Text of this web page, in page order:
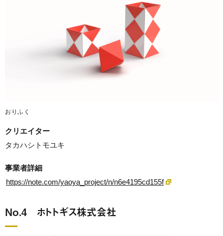
おりふく
クリエイター
タカハシトモユキ
事業者詳細
https://note.com/yaoya_project/n/n6e4195cd155f
No.4 ホトトギス株式会社